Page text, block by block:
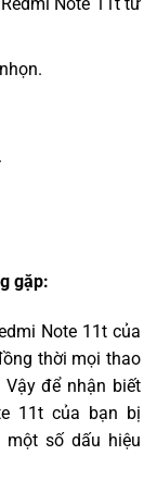
gặp:
Note 11t của
thời mọi thao
để nhận biết
11t của bạn bị
một số dấu hiệu